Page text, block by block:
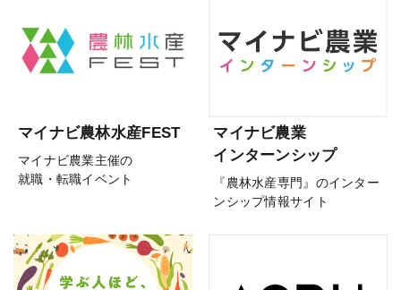
マイナビ農林水産FEST
マイナビ農業主催の
就職・転職イベント
マイナビ農業
インターンシップ
『農林水産専門』のインター
ンシップ情報サイト